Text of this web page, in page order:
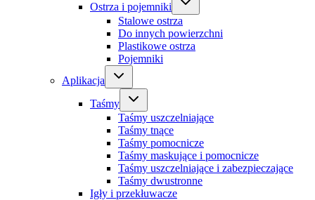
Ostrza i pojemniki
Stalowe ostrza
Do innych powierzchni
Plastikowe ostrza
Pojemniki
Aplikacja
Taśmy
Taśmy uszczelniające
Taśmy tnące
Taśmy pomocnicze
Taśmy maskujące i pomocnicze
Taśmy uszczelniające i zabezpieczające
Taśmy dwustronne
Igły i przekłuwacze